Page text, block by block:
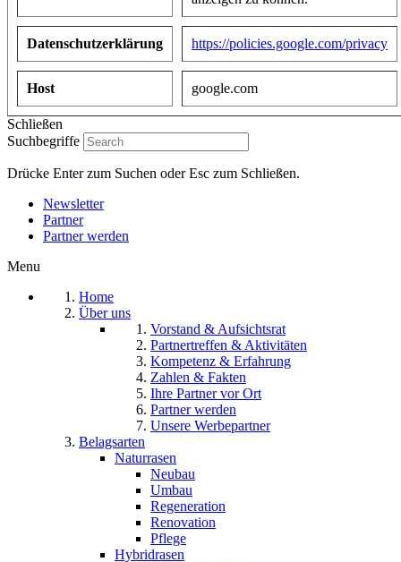
Datenschutzerklärung https://policies.google.com/privacy
Host google.com
Schließen
Suchbegriffe
Drücke Enter zum Suchen oder Esc zum Schließen.
Newsletter
Partner
Partner werden
Menu
Home
Über uns
Vorstand & Aufsichtsrat
Partnertreffen & Aktivitäten
Kompetenz & Erfahrung
Zahlen & Fakten
Ihre Partner vor Ort
Partner werden
Unsere Werbepartner
Belagsarten
Naturrasen
Neubau
Umbau
Regeneration
Renovation
Pflege
Hybridrasen